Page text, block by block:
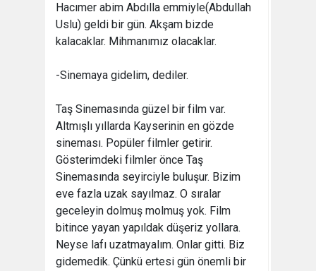
Hacımer abim Abdılla emmiyle(Abdullah
Uslu) geldi bir gün. Akşam bizde
kalacaklar. Mihmanımız olacaklar.
-Sinemaya gidelim, dediler.
Taş Sinemasında güzel bir film var.
Altmışlı yıllarda Kayserinin en gözde
sineması. Popüler filmler getirir.
Gösterimdeki filmler önce Taş
Sinemasında seyirciyle buluşur. Bizim
eve fazla uzak sayılmaz. O sıralar
geceleyin dolmuş molmuş yok. Film
bitince yayan yapıldak düşeriz yollara.
Neyse lafı uzatmayalım. Onlar gitti. Biz
gidemedik. Çünkü ertesi gün önemli bir